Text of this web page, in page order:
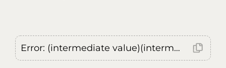
Error: (intermediate value)(intermediate value)(intermediate value).replaceAll is not a function